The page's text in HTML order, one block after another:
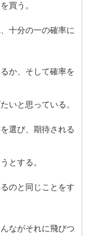
買う。
十分の一の確率に
か、そして確率を
いと思っている。
選び、期待される
とする。
のと同じことをす
ながそれに飛びつ